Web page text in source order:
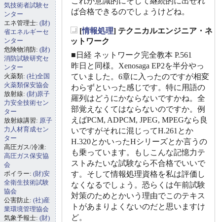
ば合格できるのでしょうけどね。
[情報処理] テクニカルエンジニア・ネ
ットワーク
■日経 ネットワーク完全教本 P.561
昨日と同様。Xenosaga EP2を半分やっ
ていました。6章に入ったのですが相変
わらずといった感じです。特に用語の
羅列はどうにかならないですかね。全
部覚えなくてはならないのですか。例
えばPCM, ADPCM, JPEG, MPEGなら良
いですがそれに混じってH.261とか
H.320とかいったHシリーズとか言うの
も乗っています。もしこんな記憶力テ
ストみたいな試験なら不合格でいいで
す。そして情報処理資格を私は評価し
なくなるでしょう。恐らくは午前試験
対策のためとかいう理由でこのテキス
トがあまりよくないのだと思いますけ
ど。
気技術者試験セ
ンター
エネ管理士: (財)
省エネルギーセ
ンター
危険物消防: (財)
消防試験研究セ
ンター
火薬類: (社)全国
火薬類保安協会
放射線: (財)原子
力安全技術セン
ター
放射線講習: 原子
力人材育成セン
ター
高圧ガス/冷凍:
高圧ガス保安協
会
ボイラー: (財)安
全衛生技術試験
協会
公害防止: (社)産
業環境管理協会
気象予報士: (財)